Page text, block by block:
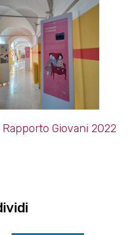
Giovani 2022